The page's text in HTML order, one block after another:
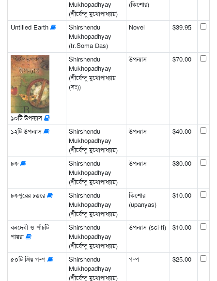
Mukhopadhyay
(শীর্ষেন্দু মুখোপাধ্যায়)
(কিশোর)
Untilled Earth
Shirshendu
Mukhopadhyay
(tr.Soma Das)
Novel $39.95
১০টি উপন্যাস
Shirshendu
Mukhopadhyay
(শীর্ষেন্দু মুখোপাধ্যায়
(সঃ))
উপন্যাস $70.00
১২টি উপন্যাস
Shirshendu
Mukhopadhyay
(শীর্ষেন্দু মুখোপাধ্যায়)
উপন্যাস $40.00
চক্র
Shirshendu
Mukhopadhyay
(শীর্ষেন্দু মুখোপাধ্যায়)
উপন্যাস $30.00
চক্রপুরের চক্করে
Shirshendu
Mukhopadhyay
(শীর্ষেন্দু মুখোপাধ্যায়)
কিশোর
(upanyas)
$10.00
বনদেবী ও পাঁচটি
পায়রা
Shirshendu
Mukhopadhyay
(শীর্ষেন্দু মুখোপাধ্যায়)
উপন্যাস (sci-fi) $10.00
৫০টি প্রিয় গল্প
Shirshendu
Mukhopadhyay
(শীর্ষেন্দু মুখোপাধ্যায়)
গল্প $25.00